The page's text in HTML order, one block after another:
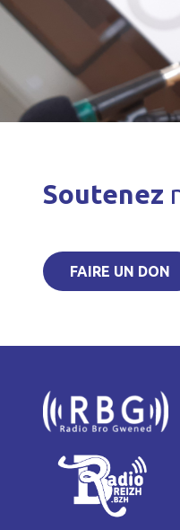
Soutenez
FAIRE UN DON